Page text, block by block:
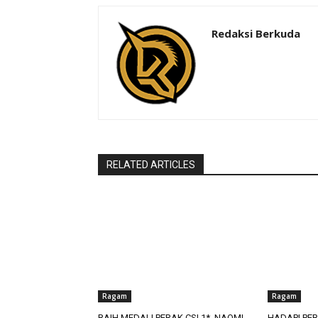
Redaksi Berkuda
RELATED ARTICLES
Ragam Ragam